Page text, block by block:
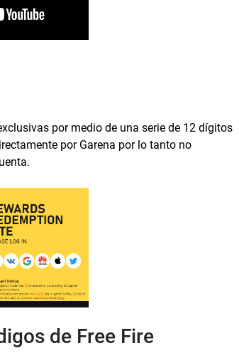
por medio de una serie de 12 dígitos
por Garena por lo tanto no
de Free Fire